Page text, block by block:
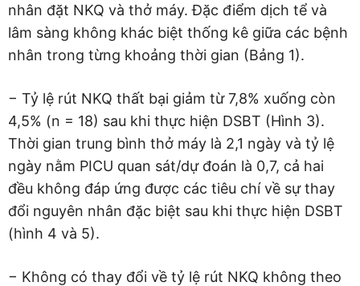
HFNC
Xem xét thử nghiệm NIV ngắn
Tái đặt lại NKQ số nhỏ hơn 0,5 – 1
nhân đặt NKQ và thở máy. Đặc điểm dịch tể và
lâm sàng không khác biệt thống kê giữa các bệnh
nhân trong từng khoảng thời gian (Bảng 1).
− Tỷ lệ rút NKQ thất bại giảm từ 7,8% xuống còn
4,5% (n = 18) sau khi thực hiện DSBT (Hình 3).
Thời gian trung bình thở máy là 2,1 ngày và tỷ lệ
ngày nằm PICU quan sát/dự đoán là 0,7, cả hai
đều không đáp ứng được các tiêu chí về sự thay
đổi nguyên nhân đặc biệt sau khi thực hiện DSBT
(hình 4 và 5).
− Không có thay đổi về tỷ lệ rút NKQ không theo